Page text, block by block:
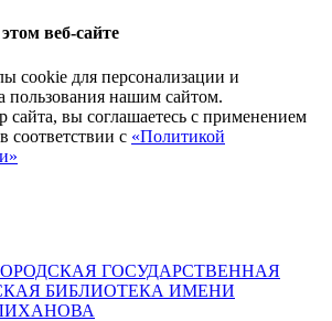
веб-сайте
cookie для персонализации и
пользования нашим сайтом.
сайта, вы соглашаетесь с применением
соответствии с «Политикой
ГОСУДАРСТВЕННАЯ
БИБЛИОТЕКА ИМЕНИ